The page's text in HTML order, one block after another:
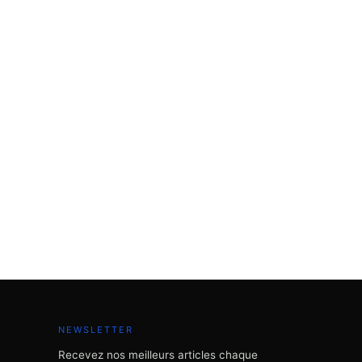
NEWSLETTER
Recevez nos meilleurs articles chaque